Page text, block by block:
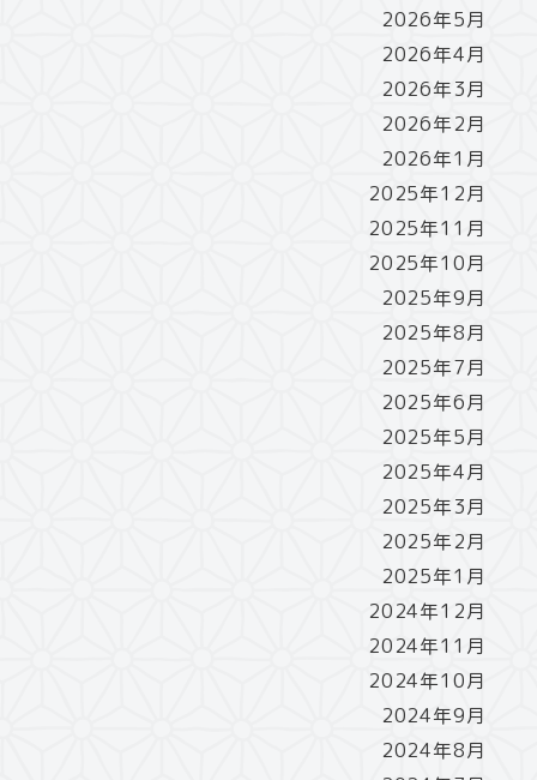
2026年5月
2026年4月
2026年3月
2026年2月
2026年1月
2025年12月
2025年11月
2025年10月
2025年9月
2025年8月
2025年7月
2025年6月
2025年5月
2025年4月
2025年3月
2025年2月
2025年1月
2024年12月
2024年11月
2024年10月
2024年9月
2024年8月